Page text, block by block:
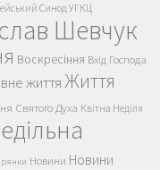
Синод УГКЦ
Шевчук
Воскресіння Вхід Господа
життяЖиття
Святого Духа Квітна Неділя
Новини Новини